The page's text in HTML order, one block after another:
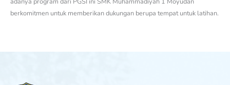
berkomitmen untuk memberikan dukungan berupa tempat untuk latihan.